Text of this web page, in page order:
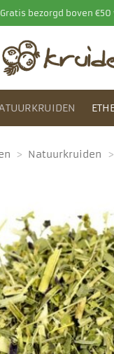
Gratis bezorgd boven
> Natuurkruiden >